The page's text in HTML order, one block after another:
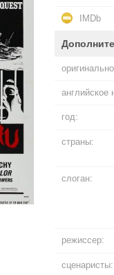
IMDb
английское
год:
страны:
слоган:
режиссер:
сценаристы: